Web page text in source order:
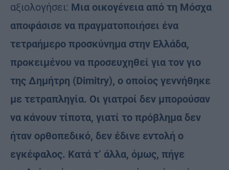
αξιολογήσει: Μια οικογένεια από τη Μόσχα
αποφάσισε να πραγματοποιήσει ένα
τετραήμερο προσκύνημα στην Ελλάδα,
προκειμένου να προσευχηθεί για τον γιο
της Δημήτρη (Dimitry), ο οποίος γεννήθηκε
με τετραπληγία. Οι γιατροί δεν μπορούσαν
να κάνουν τίποτα, γιατί το πρόβλημα δεν
ήταν ορθοπεδικό, δεν έδινε εντολή ο
εγκέφαλος. Κατά τ’ άλλα, όμως, πήγε